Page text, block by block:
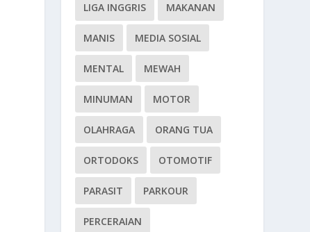
LIGA INGGRIS MAKANAN
MANIS MEDIA SOSIAL
MENTAL MEWAH
MINUMAN MOTOR
OLAHRAGA ORANG TUA
ORTODOKS OTOMOTIF
PARASIT PARKOUR
PERCERAIAN